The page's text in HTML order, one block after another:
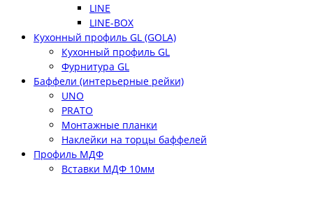
LINE
LINE-BOX
Кухонный профиль GL (GOLA)
Кухонный профиль GL
Фурнитура GL
Баффели (интерьерные рейки)
UNO
PRATO
Монтажные планки
Наклейки на торцы баффелей
Профиль МДФ
Вставки МДФ 10мм